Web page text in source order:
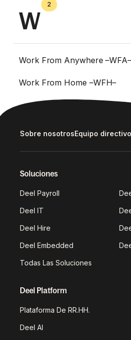
W
2
Work From Anywhere –WFA–
Work From Home –WFH–
Sobre nosotrosEquipo directivo
Soluciones
Deel Payroll
Deel IT
Deel Hire
Deel Embedded
Todas Las Soluciones
Deel Platform
Plataforma De RR.HH.
Deel AI